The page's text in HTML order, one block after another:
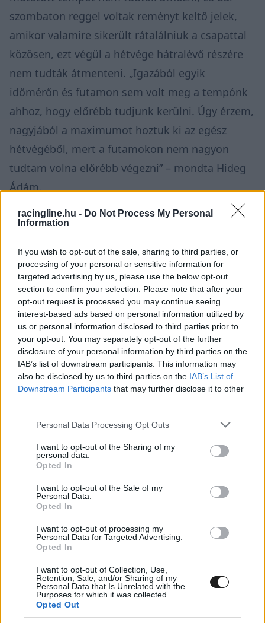
racingline.hu - Do Not Process My Personal
Information
If you wish to opt-out of the sale, sharing to third parties, or
processing of your personal or sensitive information for
targeted advertising by us, please use the below opt-out
section to confirm your selection. Please note that after your
opt-out request is processed you may continue seeing
interest-based ads based on personal information utilized by
us or personal information disclosed to third parties prior to
your opt-out. You may separately opt-out of the further
disclosure of your personal information by third parties on the
IAB’s list of downstream participants. This information may
also be disclosed by us to third parties on the IAB’s List of
Downstream Participants that may further disclose it to other
Please note that this website/app uses one or more Google
not limited to your visit or usage behaviour. You may click to
grant or deny consent to Google and its third-party tags to
use your data for below specified purposes in below Google
consent section.
Personal Data Processing Opt Outs
I want to opt-out of the Sharing of my
personal data.
Opted In
I want to opt-out of the Sale of my
Personal Data.
Opted In
I want to opt-out of processing my
Personal Data for Targeted Advertising.
Opted In
I want to opt-out of Collection, Use,
Retention, Sale, and/or Sharing of my
Personal Data that Is Unrelated with the
Purposes for which it was collected.
Opted Out
szombaton reggel voltak reményt keltő jelek,
amikor valamire sikerült rátalálniuk a csapattal
közösen, ezt végül a hétvége hátralévő részére
nem tudták átmenteni. „Igazából egyik
időmérőn és futamon sem volt meg a tempónk
ahhoz, hogy előrébb tudjunk kerülni. Úgy érzem,
nagyjából a maximumot hoztuk ki az egész
hétvégéből, mert a futamokon nem nagyon
tudtam volna előrébb végezni” – mondta Hideg
Ádám.
Hozzátette, egyelőre a mérnökök is
okozta a versenyautó teljesítményének
az adatokat és átvizsgálják az autót, hogy
megtalálják a probléma valódi okát. „Nagyon
érezhető volt a tempó hiánya, ezen nyilván
dolgoznunk kell. Meg kell találnunk ennek az
okát, hogy az utolsó fordulóra jobb helyzetbe
hozzuk magunkat” – fogalmazott a versenyző.